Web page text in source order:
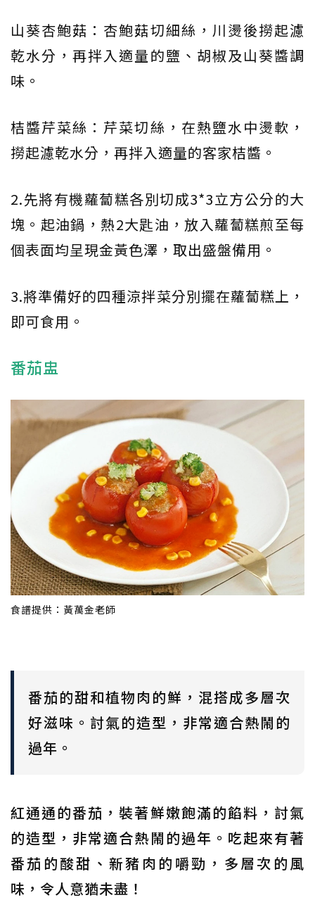
山葵杏鮑菇：杏鮑菇切細絲，川燙後撈起濾
乾水分，再拌入適量的鹽、胡椒及山葵醬調
味。
桔醬芹菜絲：芹菜切絲，在熱鹽水中燙軟，
撈起濾乾水分，再拌入適量的客家桔醬。
2.先將有機蘿蔔糕各別切成3*3立方公分的大
塊。起油鍋，熱2大匙油，放入蘿蔔糕煎至每
個表面均呈現金黃色澤，取出盛盤備用。
3.將準備好的四種涼拌菜分別擺在蘿蔔糕上，
即可食用。
番茄盅
食譜提供：黃萬金老師
番茄的甜和植物肉的鮮，混搭成多層次
好滋味。討氣的造型，非常適合熱鬧的
過年。
紅通通的番茄，裝著鮮嫩飽滿的餡料，討氣
的造型，非常適合熱鬧的過年。吃起來有著
番茄的酸甜、新豬肉的嚼勁，多層次的風
味，令人意猶未盡！